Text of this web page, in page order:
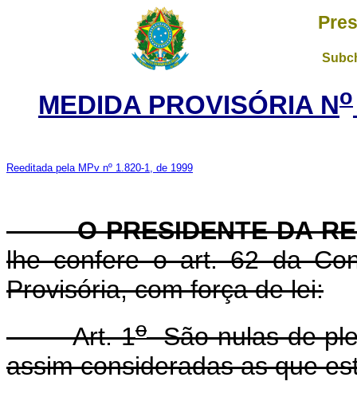
MEDIDA PROVISÓRIA No
Reeditada pela MPv nº 1.820-1, de 1999
O PRESIDENTE DA
lhe confere o art. 62 da
Provisória, com força de lei:
Art. 1oSão nulas de
assim consideradas as que